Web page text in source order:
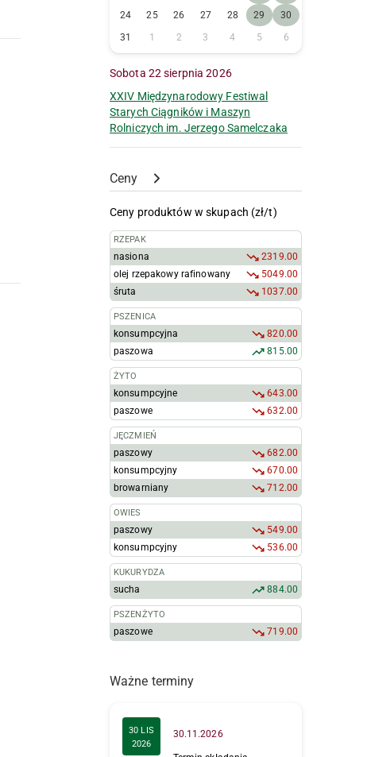
24
25 26 27 28 29
30
31
1 2 3 4 5 6
Sobota 22 sierpnia 2026
XXIV Międzynarodowy Festiwal
Starych Ciągników i Maszyn
Rolniczych im. Jerzego Samelczaka
Ceny
Ceny produktów w skupach (zł/t)
RZEPAK
nasiona
2319.00
olej rzepakowy rafinowany
5049.00
śruta
1037.00
PSZENICA
konsumpcyjna
820.00
paszowa
815.00
ŻYTO
konsumpcyjne
643.00
paszowe
632.00
JĘCZMIEŃ
paszowy
682.00
konsumpcyjny
670.00
browarniany
712.00
OWIES
paszowy
549.00
konsumpcyjny
536.00
KUKURYDZA
sucha 884.00
PSZENŻYTO
paszowe 719.00
Ważne terminy
30 LIS
2026
30.11.2026